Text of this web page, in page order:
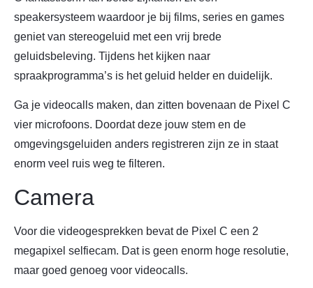
speakersysteem waardoor je bij films, series en games
geniet van stereogeluid met een vrij brede
geluidsbeleving. Tijdens het kijken naar
spraakprogramma’s is het geluid helder en duidelijk.
Ga je videocalls maken, dan zitten bovenaan de Pixel C
vier microfoons. Doordat deze jouw stem en de
omgevingsgeluiden anders registreren zijn ze in staat
enorm veel ruis weg te filteren.
Camera
Voor die videogesprekken bevat de Pixel C een 2
megapixel selfiecam. Dat is geen enorm hoge resolutie,
maar goed genoeg voor videocalls.